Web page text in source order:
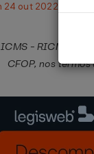
24 out 2022
- RICMS,
CFOP, nos